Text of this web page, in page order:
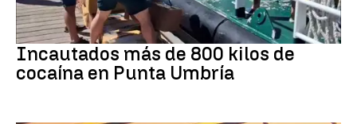
Tráfico de drogas
Incautados más de 800 kilos de
cocaína en Punta Umbría